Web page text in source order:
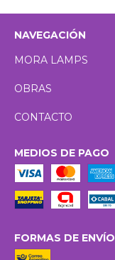
NAVEGACIÓN
MORA LAMPS
OBRAS
CONTACTO
MEDIOS DE PAGO
FORMAS DE ENVÍO